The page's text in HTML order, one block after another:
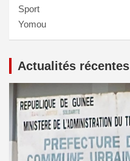
Sport
Yomou
Actualités récentes